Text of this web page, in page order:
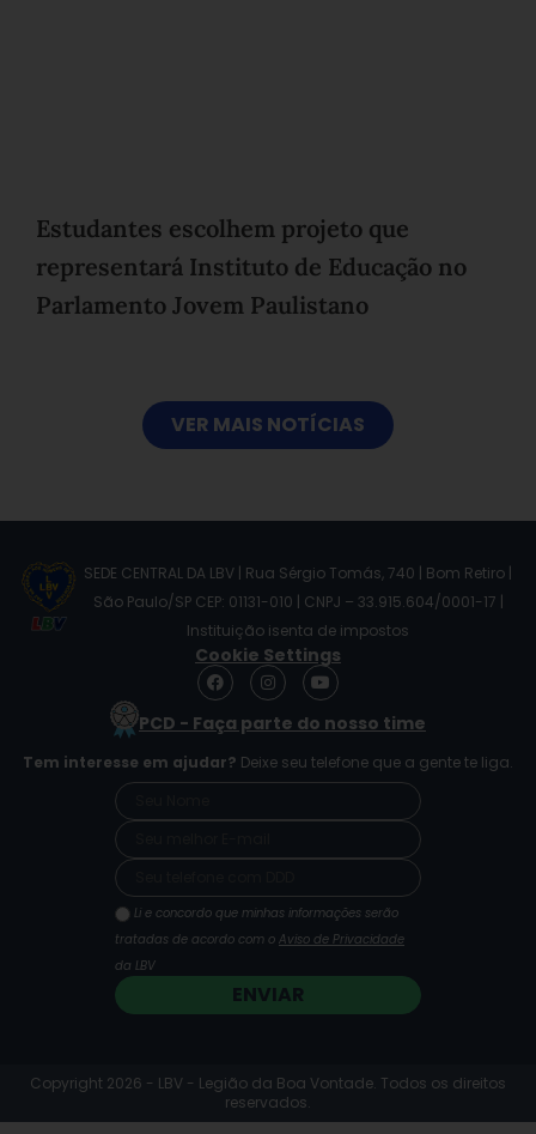
Estudantes escolhem projeto que
representará Instituto de Educação no
Parlamento Jovem Paulistano
VER MAIS NOTÍCIAS
SEDE CENTRAL DA LBV | Rua Sérgio Tomás, 740 | Bom Retiro |
São Paulo/SP CEP: 01131-010 | CNPJ – 33.915.604/0001-17 |
Instituição isenta de impostos
Cookie Settings
F
a
e
o
o
I
n
s
t
g
r
m
Y
o
t
b
e
PCD - Faça parte do nosso time
Tem interesse em ajudar? Deixe seu telefone que a gente te liga.
Li e concordo que minhas informações serão
tratadas de acordo com o Aviso de Privacidade
da LBV
ENVIAR
Copyright 2026 - LBV - Legião da Boa Vontade. Todos os direitos
reservados.